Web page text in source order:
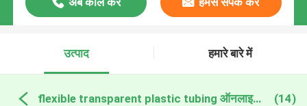
उत्पाद हमारे बारे में
flexible transparent plastic tubing ऑनलाइन निर्माण (14)